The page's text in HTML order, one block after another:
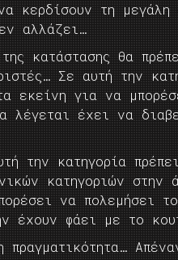
κερδίσουν τη
αλλάζει…
κατάστασης θα
Σε αυτή την
εκείνη για να
λέγεται έχει να
την κατηγορία
κατηγοριών στην
να πολεμήσει
έχουν φάει με το
πραγματικότητα…